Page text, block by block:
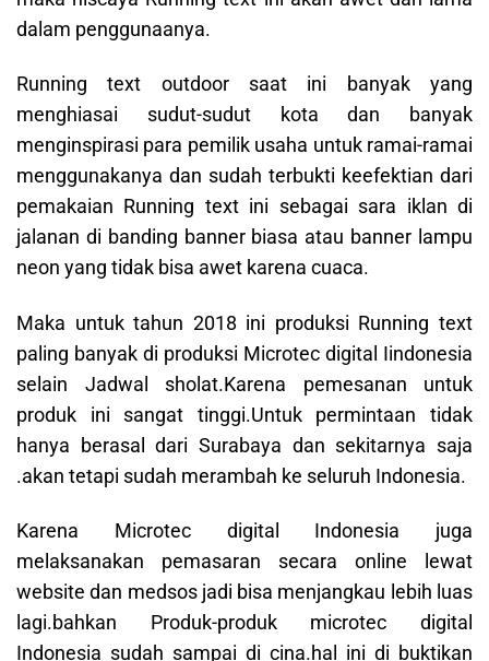
dalam penggunaanya.
Running text outdoor saat ini banyak yang
menghiasai sudut-sudut kota dan banyak
menginspirasi para pemilik usaha untuk ramai-ramai
menggunakanya dan sudah terbukti keefektian dari
pemakaian Running text ini sebagai sara iklan di
jalanan di banding banner biasa atau banner lampu
neon yang tidak bisa awet karena cuaca.
Maka untuk tahun 2018 ini produksi Running text
paling banyak di produksi Microtec digital Iindonesia
selain Jadwal sholat.Karena pemesanan untuk
produk ini sangat tinggi.Untuk permintaan tidak
hanya berasal dari Surabaya dan sekitarnya saja
.akan tetapi sudah merambah ke seluruh Indonesia.
Karena Microtec digital Indonesia juga
melaksanakan pemasaran secara online lewat
website dan medsos jadi bisa menjangkau lebih luas
lagi.bahkan Produk-produk microtec digital
Indonesia sudah sampai di cina.hal ini di buktikan